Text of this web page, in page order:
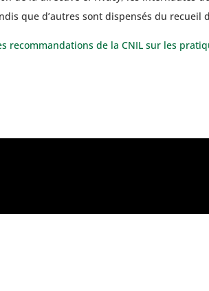
que d’autres sont dispensés du recueil
recommandations de la CNIL sur les
Société